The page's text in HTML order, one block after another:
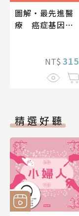
圖解‧最先進醫
療 癌症基因療
NT$ 315
精選好聽